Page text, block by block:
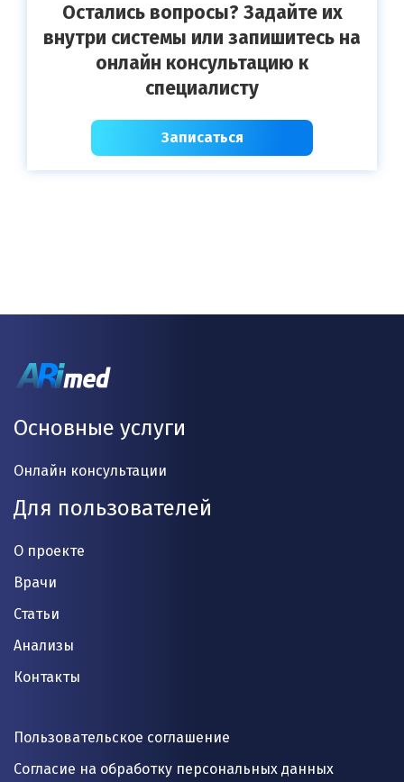
Остались вопросы? Задайте их
внутри системы или запишитесь на
онлайн консультацию к
специалисту
Записаться
Основные услуги
Онлайн консультации
Для пользователей
О проекте
Врачи
Статьи
Анализы
Контакты
Пользовательское соглашение
Согласие на обработку персональных данных